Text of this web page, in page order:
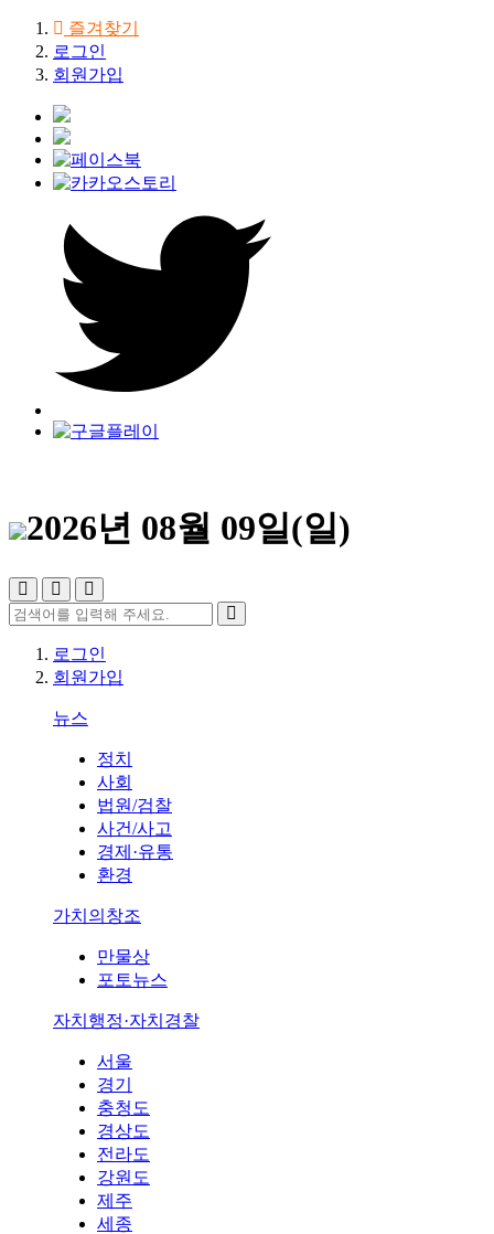
즐겨찾기
로그인
회원가입
2026년 08월 09일(일)
로그인
회원가입
뉴스
정치
사회
법원/검찰
사건/사고
경제·유통
환경
가치의창조
만물상
포토뉴스
자치행정·자치경찰
서울
경기
충청도
경상도
전라도
강원도
제주
세종